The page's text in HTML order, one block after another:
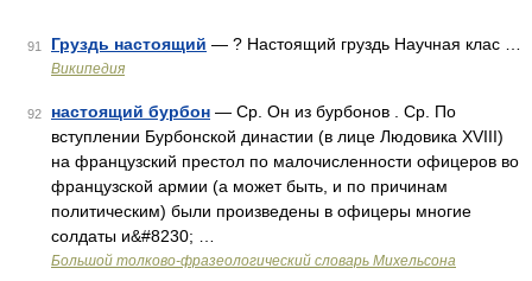
91 Груздь настоящий — ? Настоящий груздь Научная клас …
Википедия
92 настоящий бурбон — Ср. Он из бурбонов . Ср. По
вступлении Бурбонской династии (в лице Людовика XVIII)
на французский престол по малочисленности офицеров во
французской армии (а может быть, и по причинам
политическим) были произведены в офицеры многие
солдаты и&#8230; …
Большой толково-фразеологический словарь Михельсона